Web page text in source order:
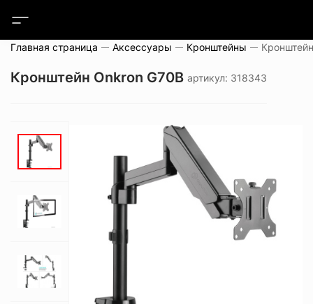
Главная страница Аксессуары Кронштейны
Кронштейн Onkron G70B артикул: 318343